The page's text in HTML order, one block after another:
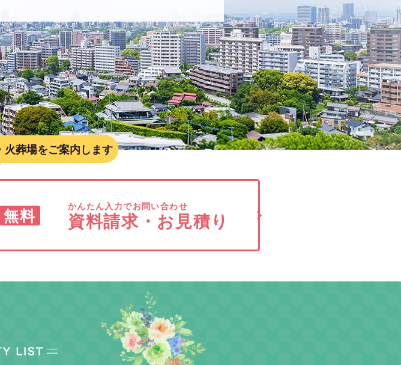
葬場をご案内します
無料 かんたん入力でお問い合わせ
資料請求・お見積り